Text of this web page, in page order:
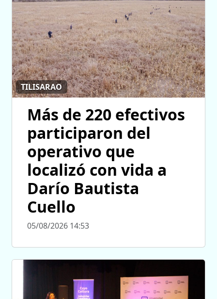
TILISARAO
Más de 220 efectivos
participaron del
operativo que
localizó con vida a
Darío Bautista
Cuello
05/08/2026 14:53